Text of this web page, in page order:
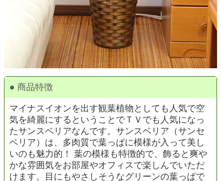
● 商品特徴
マイナスイオンを出す観葉植物としても人気で空
気を綺麗にするということでＴＶでも人気になっ
たサンスベリアなんです。サンスベリア（サンセ
ベリア）は、多肉質で葉っぱに模様が入って美し
いのも魅力的！ 葉の模様も特徴的で、飾ると爽や
かな雰囲気をお部屋やオフィスで楽しんでいただ
けます。目にもやさしそうなグリーンの葉っぱで